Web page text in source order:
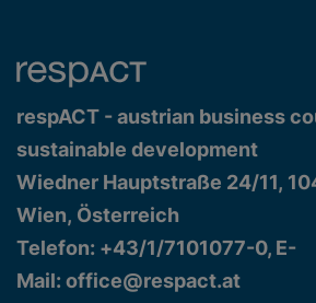
respACT - austrian business
sustainable development
Wiedner Hauptstraße 24/11,
Wien, Österreich
Telefon: +43/1/7101077-0, E-
Mail: office@respact.at